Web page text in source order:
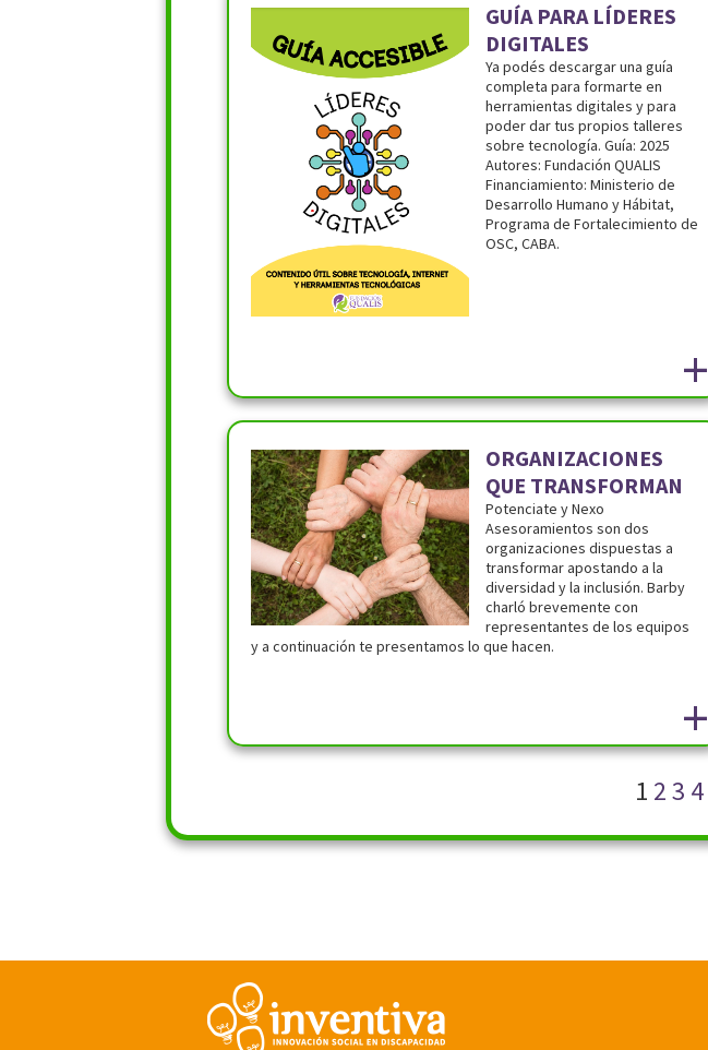
GUÍA PARA LÍDERES
DIGITALES
Ya podés descargar una guía
completa para formarte en
herramientas digitales y para
poder dar tus propios talleres
sobre tecnología. Guía: 2025
Autores: Fundación QUALIS
Financiamiento: Ministerio de
Desarrollo Humano y Hábitat,
Programa de Fortalecimiento de
OSC, CABA.
+
ORGANIZACIONES
QUE TRANSFORMAN
Potenciate y Nexo
Asesoramientos son dos
organizaciones dispuestas a
transformar apostando a la
diversidad y la inclusión. Barby
charló brevemente con
representantes de los equipos
y a continuación te presentamos lo que hacen.
+
1 23 4